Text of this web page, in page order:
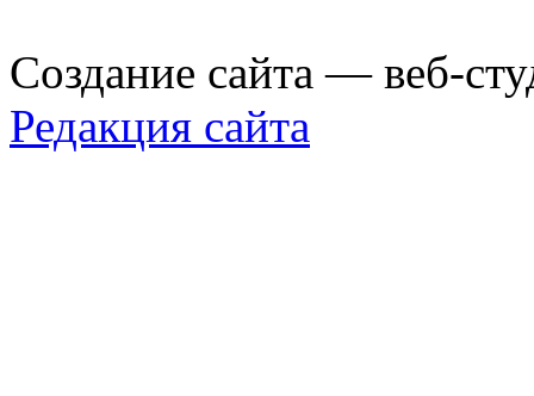
Создание сайта — веб-
Редакция сайта